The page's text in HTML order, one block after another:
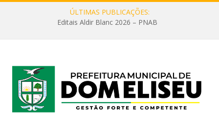
ÚLTIMAS PUBLICAÇÕES:
Editais Aldir Blanc 2026 – PNAB